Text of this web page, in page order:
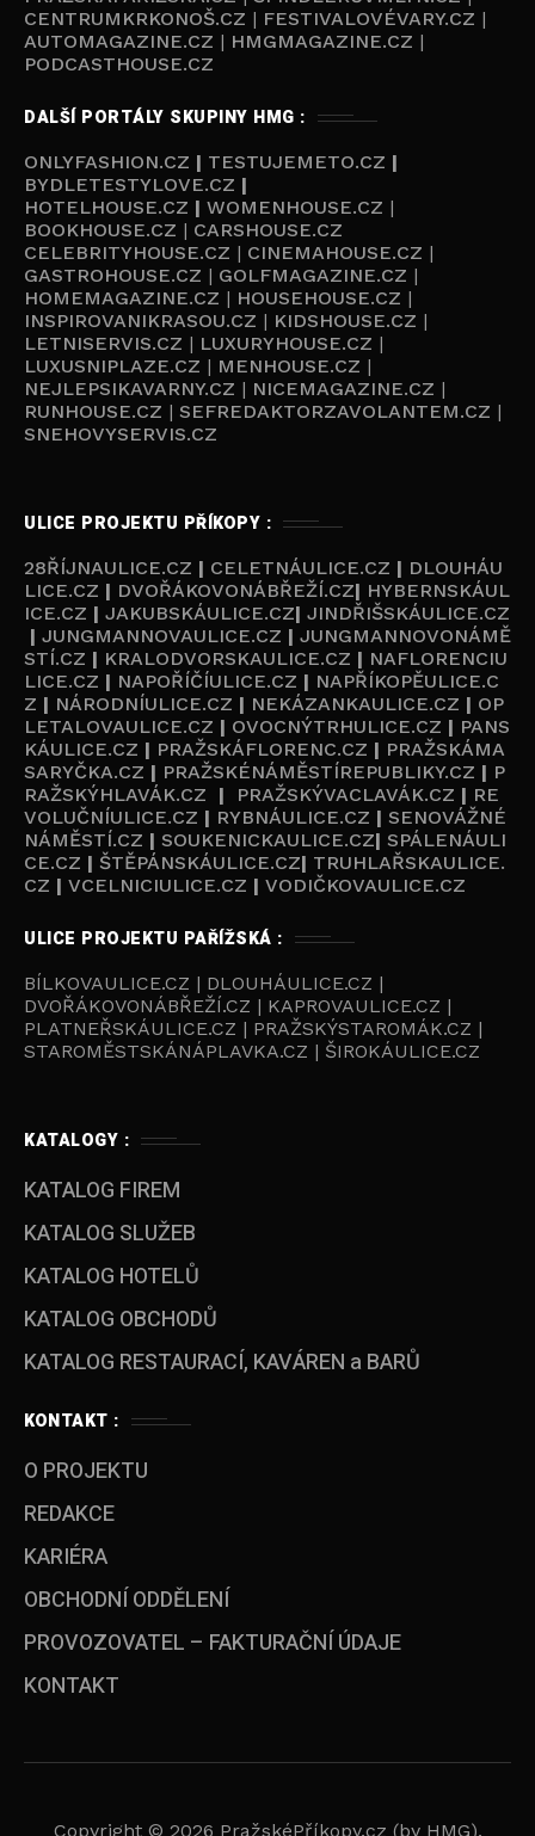
CENTRUMKRKONOŠ.CZ | FESTIVALOVÉVARY.CZ |
AUTOMAGAZINE.CZ | HMGMAGAZINE.CZ |
PODCASTHOUSE.CZ
DALŠÍ PORTÁLY SKUPINY HMG :
ONLYFASHION.CZ | TESTUJEMETO.CZ |
BYDLETESTYLOVE.CZ |
HOTELHOUSE.CZ | WOMENHOUSE.CZ |
BOOKHOUSE.CZ | CARSHOUSE.CZ
CELEBRITYHOUSE.CZ | CINEMAHOUSE.CZ |
GASTROHOUSE.CZ | GOLFMAGAZINE.CZ |
HOMEMAGAZINE.CZ | HOUSEHOUSE.CZ |
INSPIROVANIKRASOU.CZ | KIDSHOUSE.CZ |
LETNISERVIS.CZ | LUXURYHOUSE.CZ |
LUXUSNIPLAZE.CZ | MENHOUSE.CZ |
NEJLEPSIKAVARNY.CZ | NICEMAGAZINE.CZ |
RUNHOUSE.CZ | SEFREDAKTORZAVOLANTEM.CZ |
SNEHOVYSERVIS.CZ
ULICE PROJEKTU PŘÍKOPY :
28ŘÍJNAULICE.CZ | CELETNÁULICE.CZ | DLOUHÁU
LICE.CZ | DVOŘÁKOVONÁBŘEŽÍ.CZ| HYBERNSKÁUL
ICE.CZ | JAKUBSKÁULICE.CZ| JINDŘIŠSKÁULICE.CZ
| JUNGMANNOVAULICE.CZ | JUNGMANNOVONÁMĚ
STÍ.CZ | KRALODVORSKAULICE.CZ | NAFLORENCIU
LICE.CZ | NAPOŘÍČÍULICE.CZ | NAPŘÍKOPĚULICE.C
Z | NÁRODNÍULICE.CZ | NEKÁZANKAULICE.CZ | OP
LETALOVAULICE.CZ | OVOCNÝTRHULICE.CZ | PANS
KÁULICE.CZ | PRAŽSKÁFLORENC.CZ | PRAŽSKÁMA
SARYČKA.CZ | PRAŽSKÉNÁMĚSTÍREPUBLIKY.CZ | P
RAŽSKÝHLAVÁK.CZ
| PRAŽSKÝVACLAVÁK.CZ | RE
VOLUČNÍULICE.CZ | RYBNÁULICE.CZ | SENOVÁŽNÉ
NÁMĚSTÍ.CZ | SOUKENICKAULICE.CZ| SPÁLENÁULI
CE.CZ | ŠTĚPÁNSKÁULICE.CZ| TRUHLAŘSKAULICE.
CZ | VCELNICIULICE.CZ | VODIČKOVAULICE.CZ
ULICE PROJEKTU PAŘÍŽSKÁ :
BÍLKOVAULICE.CZ | DLOUHÁULICE.CZ |
DVOŘÁKOVONÁBŘEŽÍ.CZ | KAPROVAULICE.CZ |
PLATNEŘSKÁULICE.CZ | PRAŽSKÝSTAROMÁK.CZ |
STAROMĚSTSKÁNÁPLAVKA.CZ | ŠIROKÁULICE.CZ
KATALOGY :
KATALOG FIREM
KATALOG SLUŽEB
KATALOG HOTELŮ
KATALOG OBCHODŮ
KATALOG RESTAURACÍ, KAVÁREN a BARŮ
KONTAKT :
O PROJEKTU
REDAKCE
KARIÉRA
OBCHODNÍ ODDĚLENÍ
PROVOZOVATEL – FAKTURAČNÍ ÚDAJE
KONTAKT
Copyright © 2026 PražskéPříkopy.cz (by HMG).